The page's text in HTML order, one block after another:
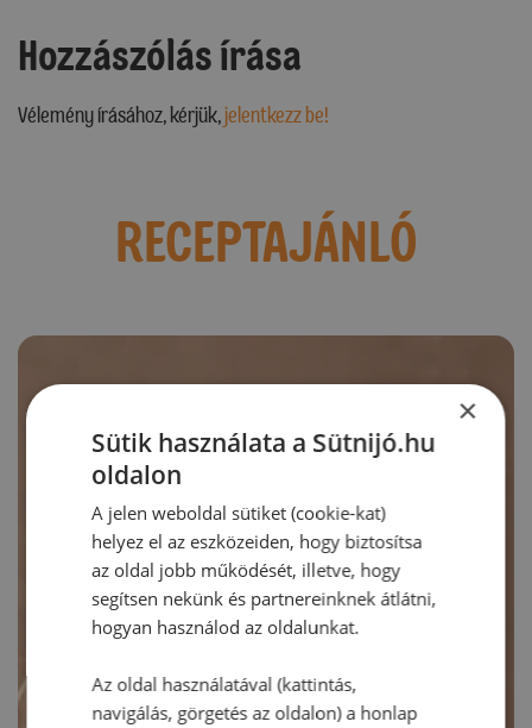
Hozzászólás írása
Vélemény írásához, kérjük,jelentkezz be!
RECEPTAJÁNLÓ
×
Sütik használata a Sütnijó.hu
oldalon
A jelen weboldal sütiket (cookie-kat)
helyez el az eszközeiden, hogy biztosítsa
az oldal jobb működését, illetve, hogy
segítsen nekünk és partnereinknek átlátni,
hogyan használod az oldalunkat.
Az oldal használatával (kattintás,
navigálás, görgetés az oldalon) a honlap